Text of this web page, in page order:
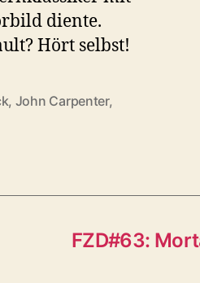
diente.
Hört selbst!
, John Carpenter,
FZD#63: